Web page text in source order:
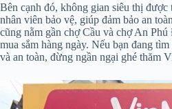
Bên cạnh đó, không gian siêu thị được
nhân viên bảo vệ, giúp đảm bảo an
cũng nằm gần chợ Cầu và chợ An
mua sắm hàng ngày. Nếu bạn đang
và an toàn, đừng ngần ngại ghé thăm